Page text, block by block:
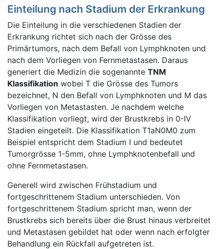
Einteilung nach Stadium der Erkrankung
Die Einteilung in die verschiedenen Stadien der
Erkrankung richtet sich nach der Grösse des
Primärtumors, nach dem Befall von Lymphknoten und
nach dem Vorliegen von Fernmetastasen. Daraus
generiert die Medizin die sogenannte TNM
Klassifikation wobei T die Grösse des Tumors
bezeichnet, N den Befall von Lymphknoten und M das
Vorliegen von Metastasten. Je nachdem welche
Klassifikation vorliegt, wird der Brustkrebs in 0-IV
Stadien eingeteilt. Die Klassifikation T1aN0M0 zum
Beispiel entspricht dem Stadium I und bedeutet
Tumorgrösse 1-5mm, ohne Lymphknotenbefall und
ohne Fernmetastasen.
Generell wird zwischen Frühstadium und
fortgeschrittenem Stadium unterschieden. Von
fortgeschrittenem Stadium spricht man, wenn der
Brustkrebs sich bereits über die Brust hinaus verbreitet
und Metastasen gebildet hat oder wenn nach erfolgter
Behandlung ein Rückfall aufgetreten ist.